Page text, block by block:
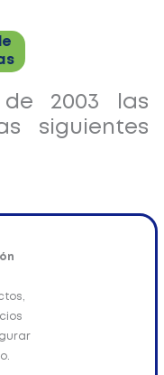
2003 las
siguientes